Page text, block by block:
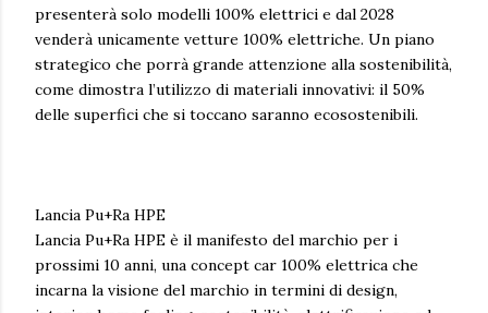
presenterà solo modelli 100% elettrici e dal 2028
venderà unicamente vetture 100% elettriche. Un piano
strategico che porrà grande attenzione alla sostenibilità,
come dimostra l’utilizzo di materiali innovativi: il 50%
delle superfici che si toccano saranno ecosostenibili.
Lancia Pu+Ra HPE
Lancia Pu+Ra HPE è il manifesto del marchio per i
prossimi 10 anni, una concept car 100% elettrica che
incarna la visione del marchio in termini di design,